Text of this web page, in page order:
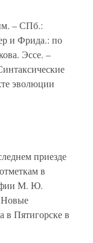
– СПб.:
и Фрида.: по
Эссе. –
эволюции
приезде
в
М. Ю.
в Пятигорске в